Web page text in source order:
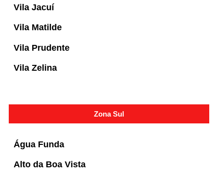
Vila Jacuí
Vila Matilde
Vila Prudente
Vila Zelina
Zona Sul
Água Funda
Alto da Boa Vista